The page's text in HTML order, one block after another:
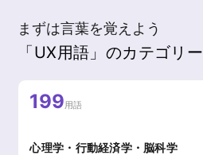
まずは言葉を覚えよう
「UX用語」のカテゴリー
199用語
心理学・行動経済学・脳科学